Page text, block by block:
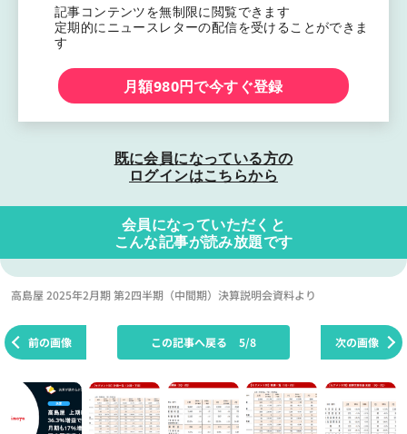
記事コンテンツを無制限に閲覧できます
定期的にニュースレターの配信を受けることができま
す
月額980円で今すぐ登録
既に会員になっている方の
ログインはこちらから
会員になっていただくと
こんな記事が読み放題です
高島屋 2025年2月期 第2四半期（中間期）決算説明会資料より
前の画像 次の画像
この記事へ戻る 5/8